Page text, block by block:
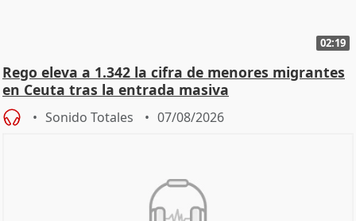
02:19
Rego eleva a 1.342 la cifra de menores migrantes
en Ceuta tras la entrada masiva
Sonido Totales 07/08/2026